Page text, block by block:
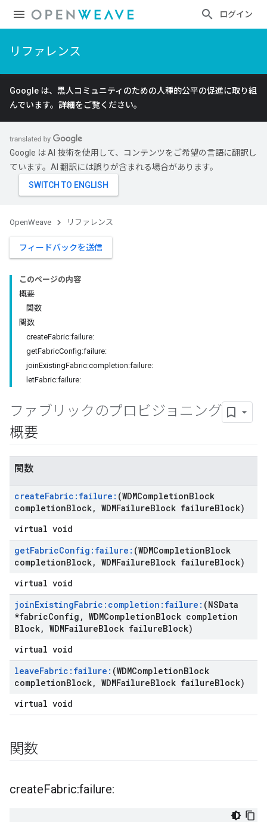
ログイン
リファレンス
Google は、黒人コミュニティのための人種的公平の促進に取り組
んでいます。 詳細をご覧ください。
Google は AI 技術を使用して、コンテンツをご希望の言語に翻訳し
ています。AI 翻訳には誤りが含まれる場合があります。
OpenWeave リファレンス
フィードバックを送信
このページの内容
概要
関数
関数
createFabric:failure:
getFabricConfig:failure:
joinExistingFabric:completion:failure:
letFabric:failure:
ファブリックのプロビジョニング
概要
関数
createFabric:failure: (WDMCompletionBlock
completionBlock, WDMFailureBlock failureBlock)
virtual void
getFabricConfig:failure: (WDMCompletionBlock
completionBlock, WDMFailureBlock failureBlock)
virtual void
joinExistingFabric:completion:failure: (NSData
*fabricConfig , WDMCompletionBlock completion
Block, WDMFailureBlock failureBlock)
virtual void
leaveFabric:failure: (WDMCompletionBlock
completionBlock, WDMFailureBlock failureBlock)
virtual void
関数
createFabric:failure: